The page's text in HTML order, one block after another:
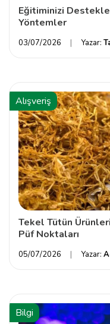
Eğitiminizi
Yöntemler
03/07/2026 Yazar:
Alışveriş
Tekel Tütün Ürünleri
Püf Noktaları
05/07/2026 Yazar:
Bilgi